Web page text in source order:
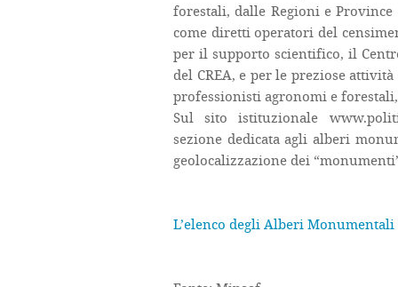
forestali, dalle Regioni e
come diretti operatori del
per il supporto scientifico, il
del CREA, e per le preziose
professionisti agronomi e
Sul sito istituzionale
sezione dedicata agli alberi
geolocalizzazione dei
L’elenco degli Alberi Monumentali